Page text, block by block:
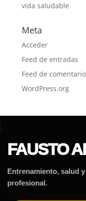
vida saludable
Meta
Acceder
Feed de entradas
Feed de
WordPress.org
FAUSTO
Entrenamiento, salud
profesional.